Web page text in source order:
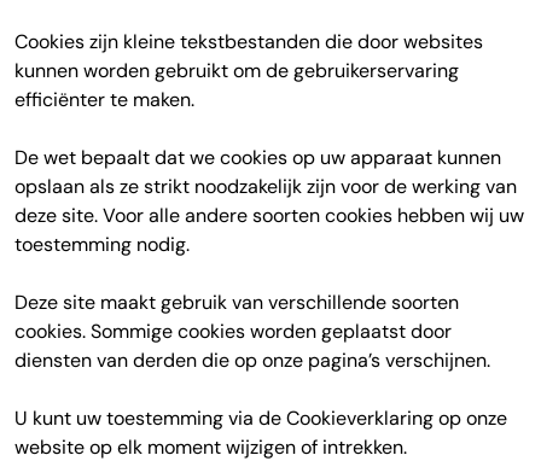
Cookies zijn kleine tekstbestanden die door websites
kunnen worden gebruikt om de gebruikerservaring
efficiënter te maken.
De wet bepaalt dat we cookies op uw apparaat kunnen
opslaan als ze strikt noodzakelijk zijn voor de werking van
deze site. Voor alle andere soorten cookies hebben wij uw
toestemming nodig.
Deze site maakt gebruik van verschillende soorten
cookies. Sommige cookies worden geplaatst door
diensten van derden die op onze pagina’s verschijnen.
U kunt uw toestemming via de Cookieverklaring op onze
website op elk moment wijzigen of intrekken.